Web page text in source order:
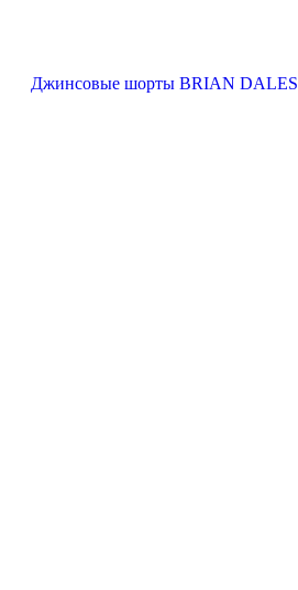
Джинсовые шорты BRIAN DALES